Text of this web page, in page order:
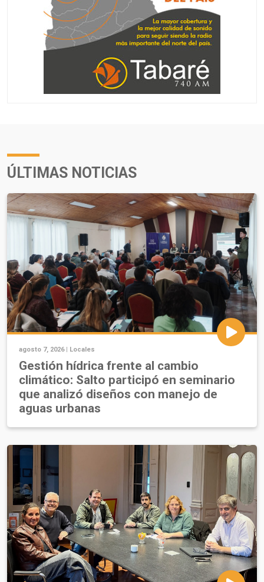
ÚLTIMAS NOTICIAS
agosto 7, 2026 | Locales
Gestión hídrica frente al cambio
climático: Salto participó en seminario
que analizó diseños con manejo de
aguas urbanas